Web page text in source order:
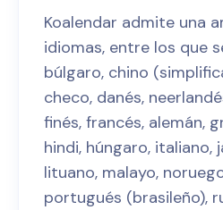
Koalendar admite una
idiomas, entre los que
búlgaro, chino
checo, danés,
finés, francés, alemán,
hindi, húngaro, italiano,
lituano, malayo,
portugués (brasileño),